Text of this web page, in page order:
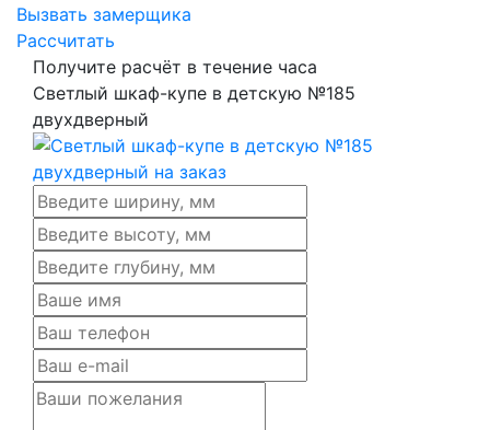
Вызвать замерщика
Рассчитать
Получите расчёт в течение часа
Светлый шкаф-купе в детскую №185
двухдверный